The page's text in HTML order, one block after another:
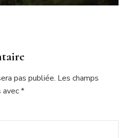
pas publiée. Les champs
avec*